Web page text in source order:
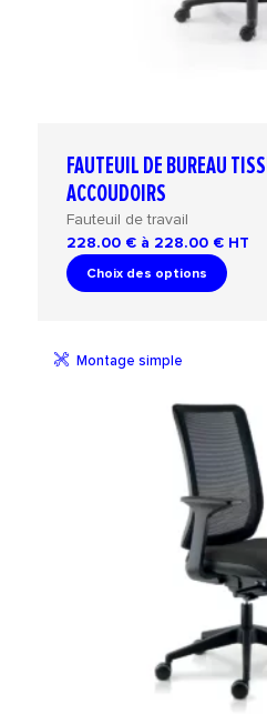
FAUTEUIL DE BUREAU
ACCOUDOIRS
Fauteuil de travail
228.00 € à 228.00 € HT
Choix des options
Montage simple